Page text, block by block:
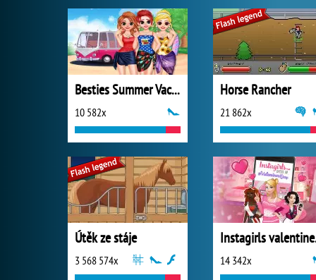
Besties Summer Vacation
10 582x
Horse Rancher
21 862x
Útěk ze stáje
3 568 574x 14 342x